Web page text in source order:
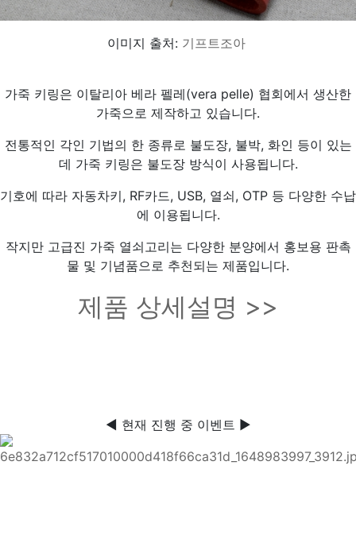
이미지 출처: 기프트조아
가죽 키링은 이탈리아 베라 펠레(vera pelle) 협회에서 생산한
가죽으로 제작하고 있습니다.
전통적인 각인 기법의 한 종류로 불도장, 불박, 화인 등이 있는
데 가죽 키링은 불도장 방식이 사용됩니다.
기호에 따라 자동차키, RF카드, USB, 열쇠, OTP 등 다양한 수납
에 이용됩니다.
작지만 고급진 가죽 열쇠고리는 다양한 분양에서 홍보용 판촉
물 및 기념품으로 추천되는 제품입니다.
제품 상세설명 >>
◀ 현재 진행 중 이벤트 ▶